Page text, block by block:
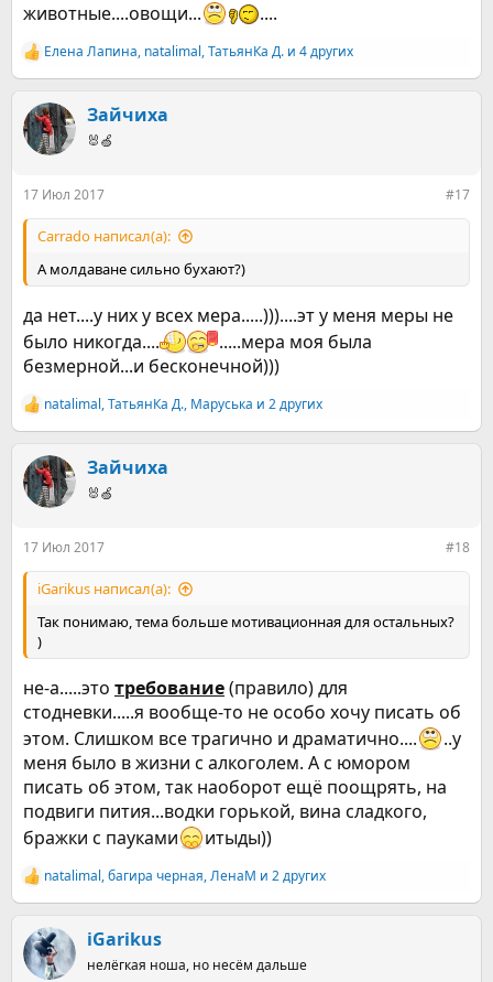
животные....овощи...
....
Р
е
к
ц
и
Елена Лапина, natalimal,ТатьянКа Д. и 4 других
Зайчиха
🐰🍏
17 Июл 2017 #17
Carrado написал(а):
А молдаване сильно бухают?)
да нет....у них у всех мера.....)))....эт у меня меры не
было никогда....
.....мера моя была
безмерной...и бесконечной)))
Р
е
к
ц
и
natalimal,ТатьянКа Д., Маруська и 2 других
Зайчиха
🐰🍏
17 Июл 2017 #18
iGarikus написал(а):
Так понимаю, тема больше мотивационная для остальных?
)
не-а.....это требование(правило) для
стодневки.....я вообще-то не особо хочу писать об
этом. Слишком все трагично и драматично....
..у
меня было в жизни с алкоголем. А с юмором
писать об этом, так наоборот ещё поощрять, на
подвиги пития...водки горькой, вина сладкого,
бражки с пауками
итыды))
Р
е
к
ц
и
natalimal,багира черная,ЛенаМ и 2 других
iGarikus
нелёгкая ноша, но несём дальше